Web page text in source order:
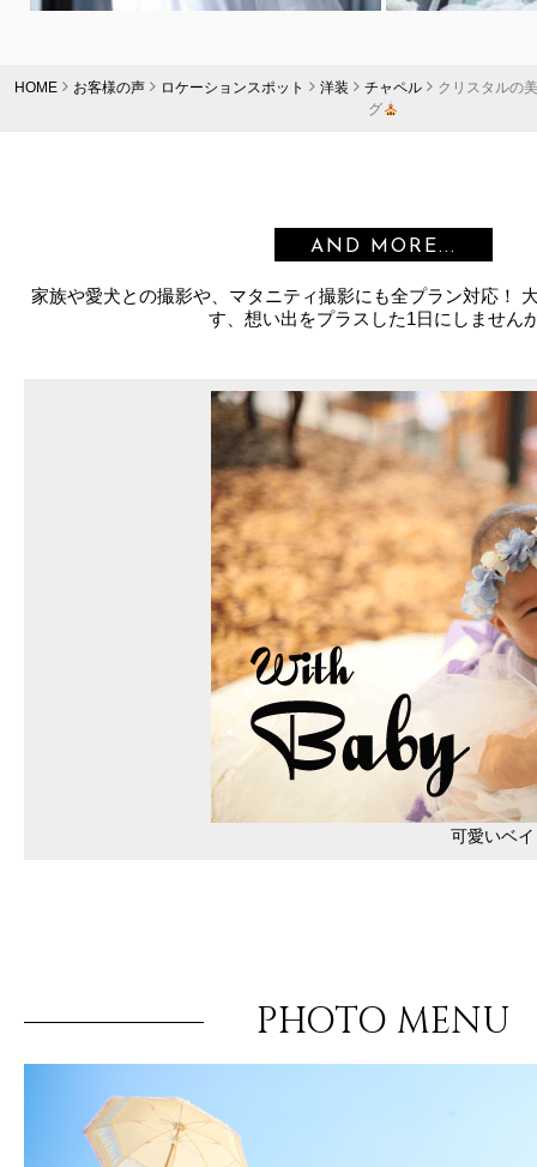
HOME お客様の声 ロケーションスポット 洋装 チャペル
クリスタルの
グ
AND MORE...
家族や愛犬との撮影や、マタニティ撮影にも全プラン対応！
す、想い出をプラスした1日にしません
可愛いベ
PHOTO MENU